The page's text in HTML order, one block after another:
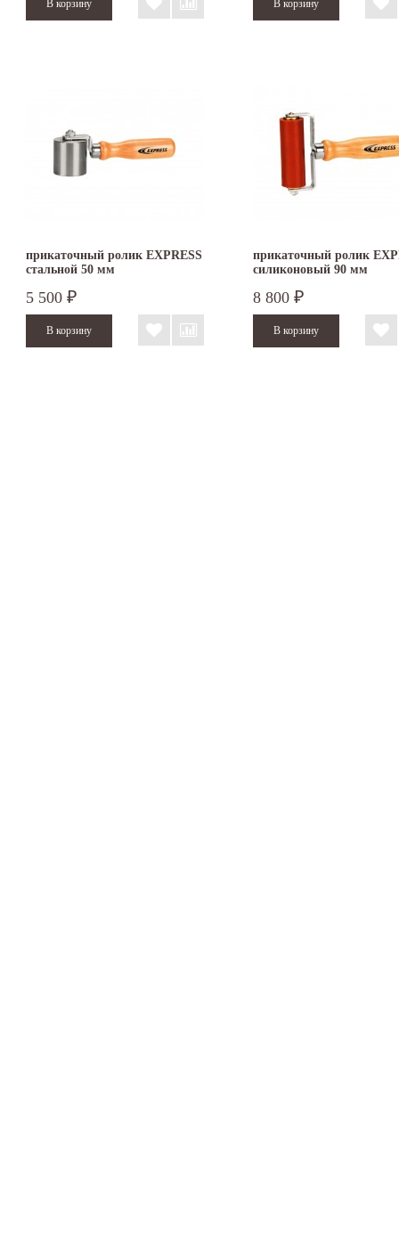
прикаточный ролик EXPRESS
стальной 50 мм
5 500 ₽
прикаточный ролик
силиконовый 90 мм
8 800 ₽